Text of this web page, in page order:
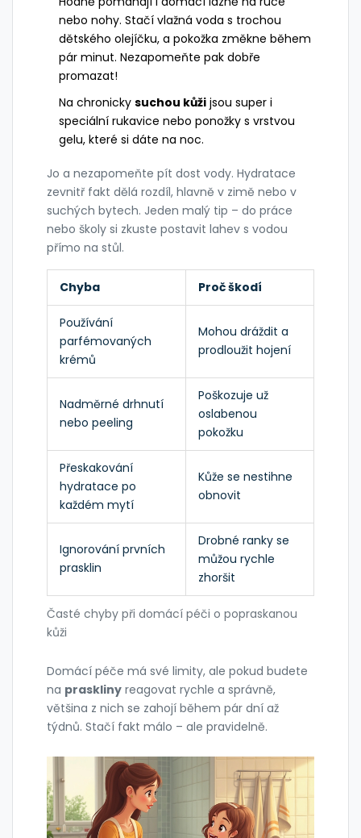
nebo nohy. Stačí vlažná voda s trochou
dětského olejíčku, a pokožka změkne během
pár minut. Nezapomeňte pak dobře
promazat!
Na chronicky suchou kůži jsou super i
speciální rukavice nebo ponožky s vrstvou
gelu, které si dáte na noc.
Jo a nezapomeňte pít dost vody. Hydratace
zevnitř fakt dělá rozdíl, hlavně v zimě nebo v
suchých bytech. Jeden malý tip – do práce
nebo školy si zkuste postavit lahev s vodou
přímo na stůl.
Časté chyby při domácí péči o popraskanou
kůži
Chyba Proč škodí
Používání
parfémovaných
krémů
Mohou dráždit a
prodloužit hojení
Nadměrné drhnutí
nebo peeling
Poškozuje už
oslabenou
pokožku
Přeskakování
hydratace po
každém mytí
Kůže se nestihne
obnovit
Ignorování prvních
prasklin
Drobné ranky se
můžou rychle
zhoršit
Domácí péče má své limity, ale pokud budete
na praskliny reagovat rychle a správně,
většina z nich se zahojí během pár dní až
týdnů. Stačí fakt málo – ale pravidelně.